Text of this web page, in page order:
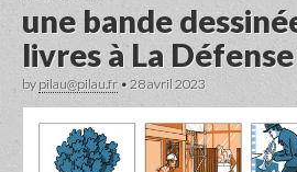
une bande
livres à La Défense
by pilau@pilau.fr • 28 avril 2023